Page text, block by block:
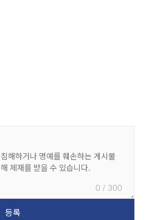
0 / 300